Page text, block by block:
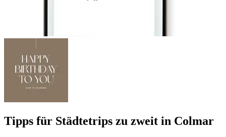
Tipps für Städtetrips zu zweit in Colmar